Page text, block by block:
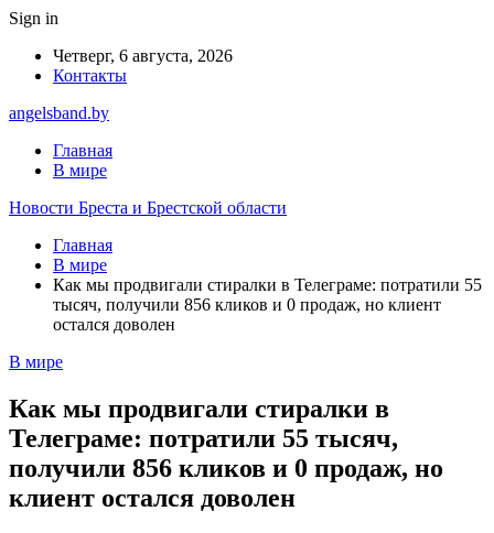
Sign in
Четверг, 6 августа, 2026
Контакты
angelsband.by
Главная
В мире
Новости Бреста и Брестской области
Главная
В мире
Как мы продвигали стиралки в Телеграме: потратили 55
тысяч, получили 856 кликов и 0 продаж, но клиент
остался доволен
В мире
Как мы продвигали стиралки в
Телеграме: потратили 55 тысяч,
получили 856 кликов и 0 продаж, но
клиент остался доволен